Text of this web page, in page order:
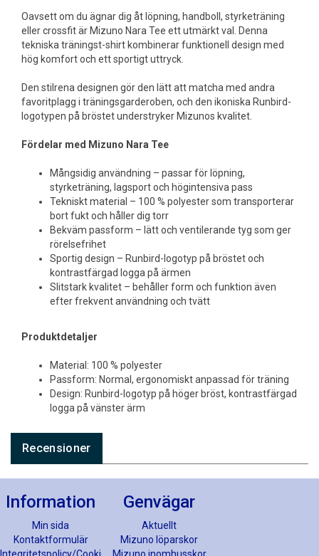
Oavsett om du ägnar dig åt löpning, handboll, styrketräning
eller crossfit är Mizuno Nara Tee ett utmärkt val. Denna
tekniska träningst-shirt kombinerar funktionell design med
hög komfort och ett sportigt uttryck.
Den stilrena designen gör den lätt att matcha med andra
favoritplagg i träningsgarderoben, och den ikoniska Runbird-
logotypen på bröstet understryker Mizunos kvalitet.
Fördelar med Mizuno Nara Tee
Mångsidig användning – passar för löpning,
styrketräning, lagsport och högintensiva pass
Tekniskt material – 100 % polyester som transporterar
bort fukt och håller dig torr
Bekväm passform – lätt och ventilerande tyg som ger
rörelsefrihet
Sportig design – Runbird-logotyp på bröstet och
kontrastfärgad logga på ärmen
Slitstark kvalitet – behåller form och funktion även
efter frekvent användning och tvätt
Produktdetaljer
Material: 100 % polyester
Passform: Normal, ergonomiskt anpassad för träning
Design: Runbird-logotyp på höger bröst, kontrastfärgad
logga på vänster ärm
Recensioner
Information
Min sida
Kontaktformulär
Genvägar
Aktuellt
Mizuno löparskor